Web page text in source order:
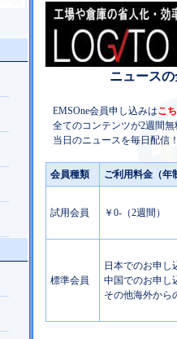
ニュース
EMSOne会員申し込みはこ
全てのコンテンツが2週間
当日のニュースを毎日配信
会員種類 ご利用料金（年
試用会員 ￥0-（2週間）
標準会員
日本でのお申し
中国でのお申し
その他海外から